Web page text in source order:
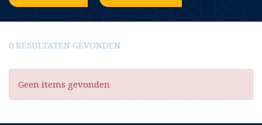
0 RESULTATEN GEVONDEN
Geen items gevonden